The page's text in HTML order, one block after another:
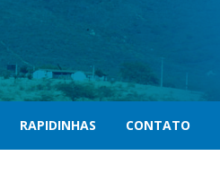
RAPIDINHAS CONTATO